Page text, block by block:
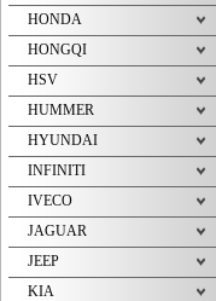
HONDA
HONGQI
HSV
HUMMER
HYUNDAI
INFINITI
IVECO
JAGUAR
JEEP
KIA